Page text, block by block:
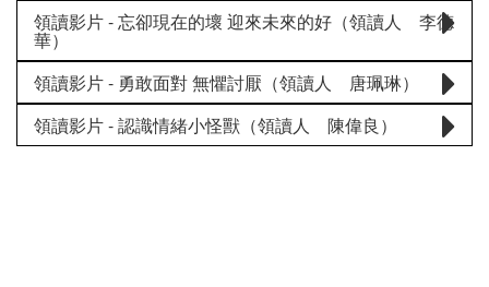
領讀影片 - 忘卻現在的壞 迎來未來的好（領讀人 李德
華）
領讀影片 - 勇敢面對 無懼討厭（領讀人 唐珮琳）
領讀影片 - 認識情緒小怪獸（領讀人 陳偉良）